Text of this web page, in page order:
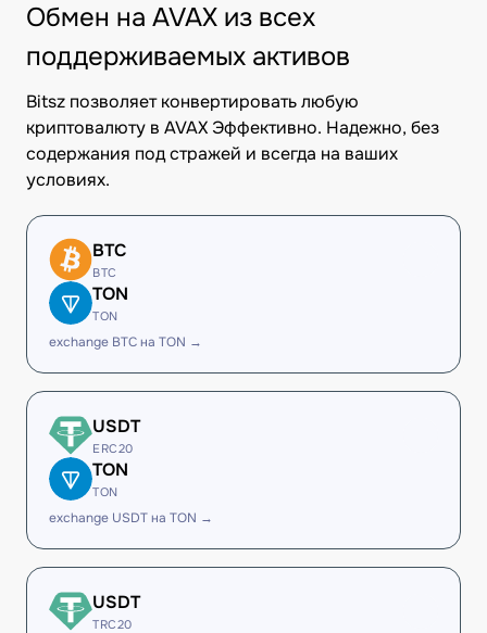
Обмен на AVAX из всех
поддерживаемых активов
Bitsz позволяет конвертировать любую
криптовалюту в AVAX Эффективно. Надежно, без
содержания под стражей и всегда на ваших
условиях.
BTC
BTC
TON
TON
exchange BTC на TON →
USDT
ERC20
TON
TON
exchange USDT на TON →
USDT
TRC20